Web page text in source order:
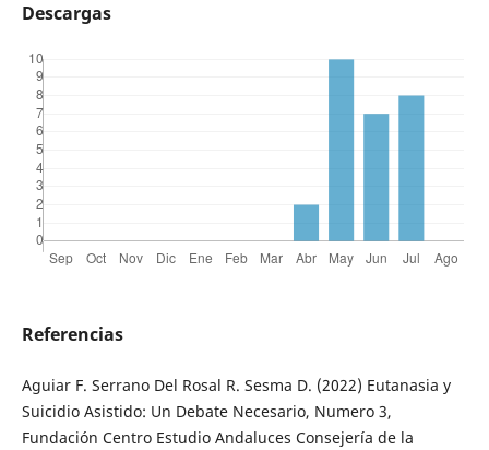
Descargas
Referencias
Aguiar F. Serrano Del Rosal R. Sesma D. (2022) Eutanasia y
Suicidio Asistido: Un Debate Necesario, Numero 3,
Fundación Centro Estudio Andaluces Consejería de la